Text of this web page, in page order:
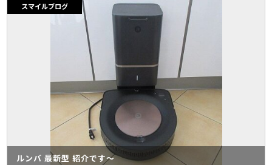
スマイルブログ
ルンバ 最新型 紹介です～